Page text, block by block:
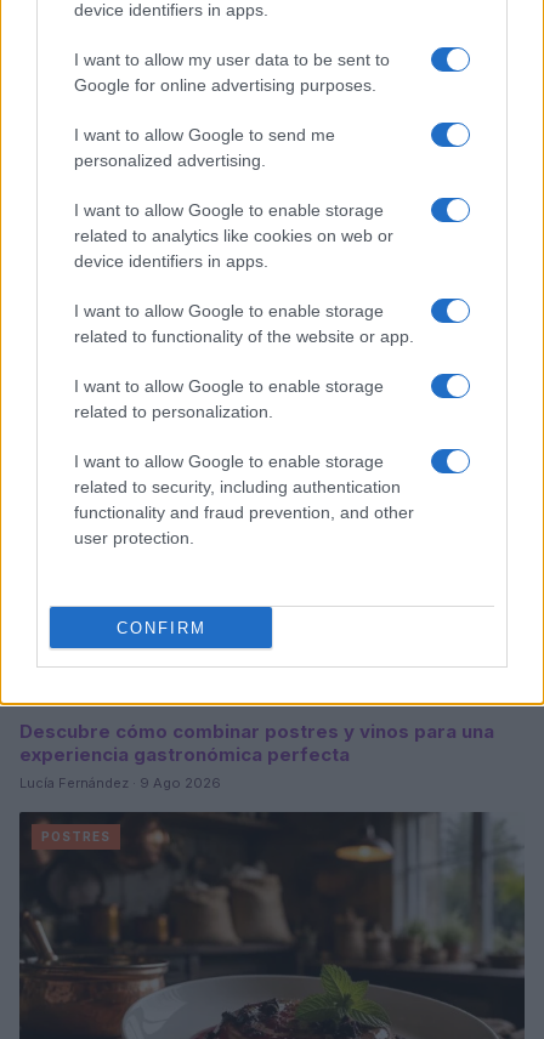
device identifiers in apps.
I want to allow my user data to be sent to
Google for online advertising purposes.
I want to allow Google to send me
personalized advertising.
I want to allow Google to enable storage
related to analytics like cookies on web or
device identifiers in apps.
I want to allow Google to enable storage
related to functionality of the website or app.
I want to allow Google to enable storage
related to personalization.
I want to allow Google to enable storage
related to security, including authentication
functionality and fraud prevention, and other
user protection.
CONFIRM
Sigue leyendo
POSTRES
Descubre cómo combinar postres y vinos para una
experiencia gastronómica perfecta
Lucía Fernández · 9 Ago 2026
POSTRES